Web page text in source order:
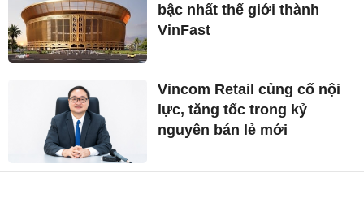
bậc nhất thế giới thành
VinFast
Vincom Retail củng cố nội
lực, tăng tốc trong kỷ
nguyên bán lẻ mới